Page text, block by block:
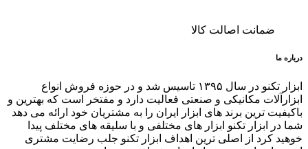
ضمانت اصالت کالا
درباره ما
ابزار تکنو در سال ۱۳۹۵ تاسیس شد و در حوزه فروش انواع
ابزارآلات مکانیکی و صنعتی فعالیت دارد و مفتخر است که بهترین و
باکیفیت ترین برند های ابزار ایران را به مشتریان خود ارائه می دهد
شما در ابزار تکنو ابزار های مختلفی و با سلیقه های مختلف پیدا
خوهید کرد از اصلی ترین اهداف ابزار تکنو جلب رضایت مشتری